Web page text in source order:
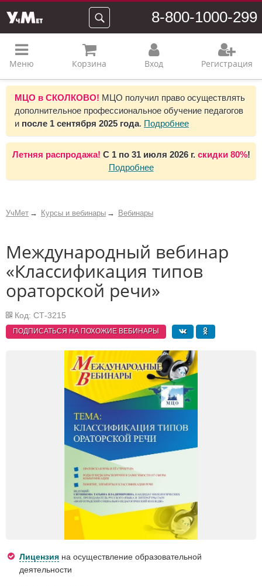
8-800-1000-299
Меню Корзина Вход Регистрация
МЦО в СКОЛКОВО! МЦО получил право осуществлять
дополнительное профессиональное обучение педагогов
и после 1 сентября 2025 года. Подробнее
Летняя распродажа! С 1 по 31 июля 2026 г. скидки 80%!
Подробнее
УчМет Курсы и вебинары Вебинары
Международный вебинар
«Классификация типов
ораторской речи»
Код: СТ-3215
ПОДПИСАТЬСЯ НА ПОХОЖИЕВЕБИНАРЫ
Лицензия на осуществление образовательной
деятельности